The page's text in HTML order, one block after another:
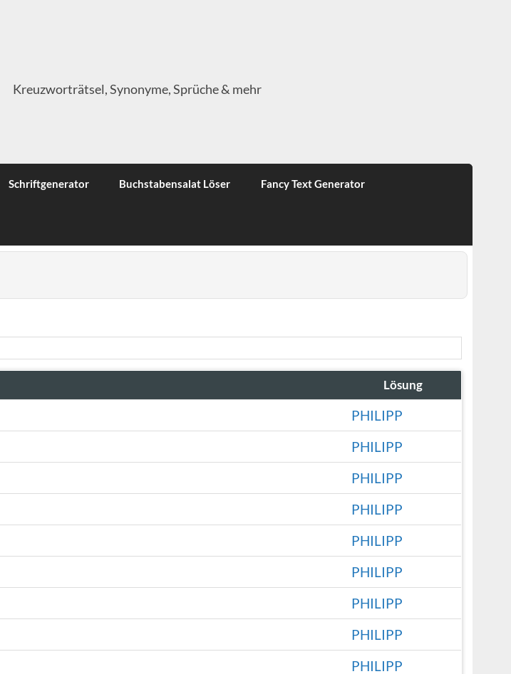
Kreuzworträtsel, Synonyme, Sprüche & mehr
Schriftgenerator Buchstabensalat Löser Fancy Text Generator
Lösung
PHILIPP
PHILIPP
PHILIPP
PHILIPP
PHILIPP
PHILIPP
PHILIPP
PHILIPP
PHILIPP